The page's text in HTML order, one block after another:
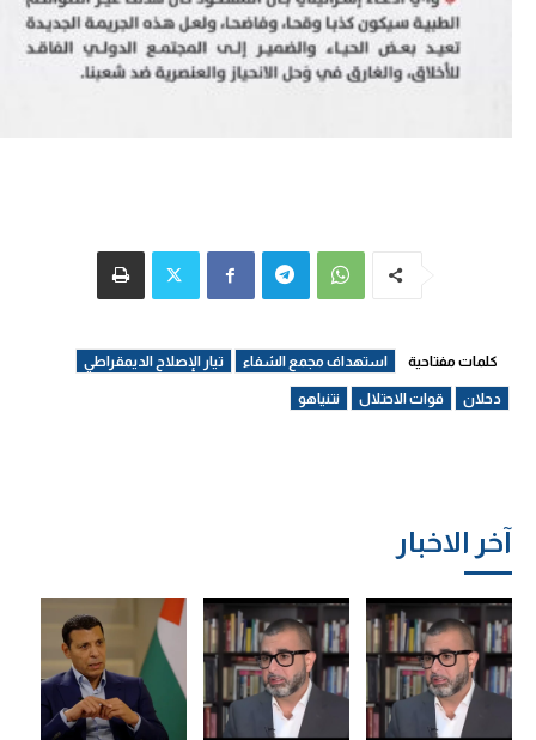
آخر الاخبار
كلمات مفتاحية استهداف مجمع الشفاء تيار الإصلاح الديمقراطي
دحلان قوات الاحتلال نتنياهو